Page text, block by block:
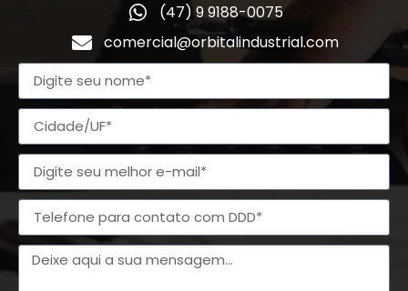
(47) 9 9188-0075
comercial@orbitalindustrial.com